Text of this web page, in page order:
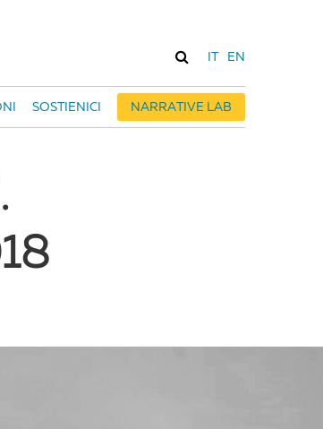
EN
SOSTIENICI NARRATIVE LAB